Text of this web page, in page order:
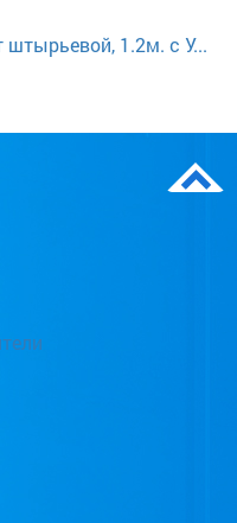
штырьевой, 1.2м. с У...